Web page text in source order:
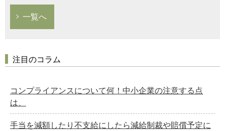
一覧へ
注目のコラム
コンプライアンスについて何！中小企業の注意する点
は、
手当を減額したり不支給にしたら減給制裁や賠償予定に